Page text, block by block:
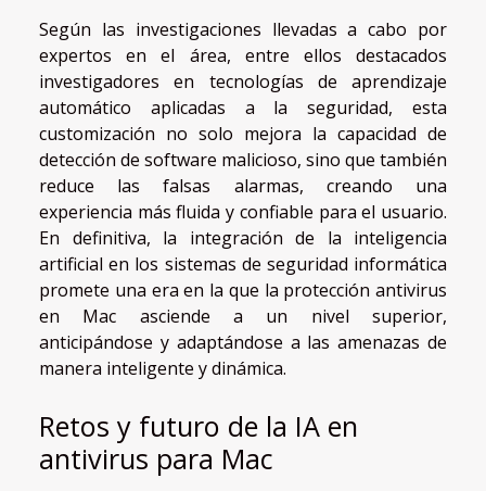
Según las investigaciones llevadas a cabo por
expertos en el área, entre ellos destacados
investigadores en tecnologías de aprendizaje
automático aplicadas a la seguridad, esta
customización no solo mejora la capacidad de
detección de software malicioso, sino que también
reduce las falsas alarmas, creando una
experiencia más fluida y confiable para el usuario.
En definitiva, la integración de la inteligencia
artificial en los sistemas de seguridad informática
promete una era en la que la protección antivirus
en Mac asciende a un nivel superior,
anticipándose y adaptándose a las amenazas de
manera inteligente y dinámica.
Retos y futuro de la IA en
antivirus para Mac